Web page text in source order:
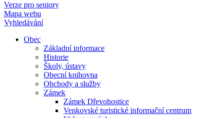
Verze pro seniory
Mapa webu
Vyhledávání
Obec
Základní informace
Historie
Školy, ústavy
Obecní knihovna
Obchody a služby
Zámek
Zámek Dřevohostice
Venkovské turistické informační centrum